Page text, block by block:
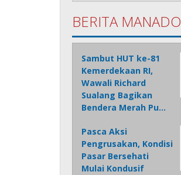
BERITA MANADO
Sambut HUT ke-81
Kemerdekaan RI,
Wawali Richard
Sualang Bagikan
Bendera Merah Pu…
Pasca Aksi
Pengrusakan, Kondisi
Pasar Bersehati
Mulai Kondusif